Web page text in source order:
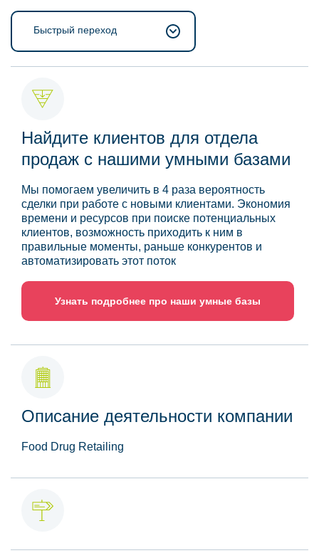
Быстрый переход
Найдите клиентов для отдела
продаж с нашими умными базами
Мы помогаем увеличить в 4 раза вероятность
сделки при работе с новыми клиентами. Экономия
времени и ресурсов при поиске потенциальных
клиентов, возможность приходить к ним в
правильные моменты, раньше конкурентов и
автоматизировать этот поток
Узнать подробнее про наши умные базы
Описание деятельности компании
Food Drug Retailing